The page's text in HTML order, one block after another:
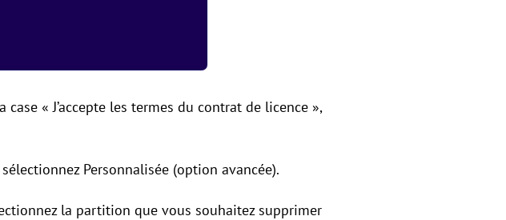
« J’accepte les termes du contrat de licence »,
Personnalisée (option avancée).
la partition que vous souhaitez supprimer